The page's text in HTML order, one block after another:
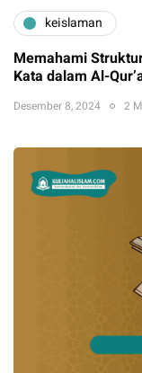
keislaman
Memahami
Kata dalam Al-
Desember 8, 2024 2